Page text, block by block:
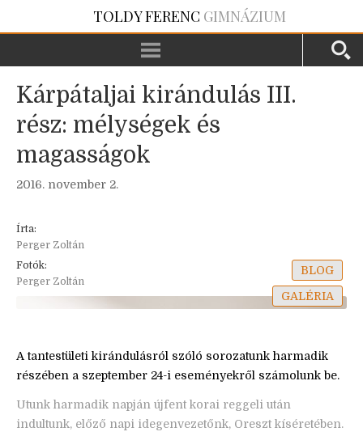
TOLDY FERENC GIMNÁZIUM
Kárpátaljai kirándulás III.
rész: mélységek és
magasságok
2016. november 2.
Írta:
Perger Zoltán
Fotók:
Perger Zoltán
BLOG
GALÉRIA
A tantestületi kirándulásról szóló sorozatunk harmadik
részében a szeptember 24-i eseményekről számolunk be.
Utunk harmadik napján újfent korai reggeli után
indultunk, előző napi idegenvezetőnk, Oreszt kíséretében.